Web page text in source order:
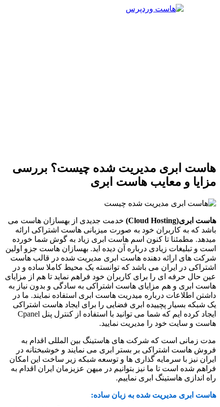
هاست ابری مدیریت شده چیست؟ بررسی
مزایا و معایب هاست ابری
هاست ابری(Cloud Hosting)
خدمت جدیدی از بهسازان هاست می
باشد که به کاربران خود به صورت میزبانی هاست اشتراکی ارائه
میدهد. مطمئنا تا کنون اسم هاست ابری زیاد به گوش شما خورده
است و تبلیغات زیادی درباره آن دیده اید. بهسازان هاست جزو اولین
شرکت های ارائه دهنده هاست ابری مدیریت شده در قالب هاست
اشتراکی در ایران می باشد که توانسته یک محیط کاملا ساده و در
عین حال حرفه ای را برای کاربران خود فراهم نماید تا هم از مزایای
هاست ابری و هم مزایای هاست اشتراکی به سادگی و بدون نیاز به
داشتن اطلاعات درباره میدریت هاست ابری استفاده نمایند. ما در
یک شبکه بسیار پچییده ابری فضایی را برای ایجاد هاست اشتراکی
ایجاد کرده ایم که شما می توانید با استفاده از کنترل پنل Cpanel
هاست و سایت خود را مدیریت نمایید.
مدت زمانی است که شرکت های هاستینگ بین المللی اقدام به
فروش هاست اشتراکی بر بستر ابری می نمایند و خوشبختانه در
ایران نیز با سرمایه گذاری ها و توسعه شبکه زیر ساخت این امکان
فراهم شده است تا ما نیز بتوانیم در میهن عزیزمان ایران اقدام به
راه اندازی هاستینگ ابری نماییم.
هاست ابری مدیریت شده به زبان ساده: